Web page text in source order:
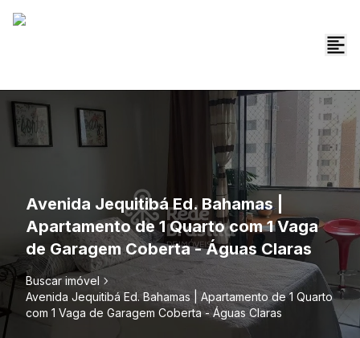
Avenida Jequitibá Ed. Bahamas |
Apartamento de 1 Quarto com 1 Vaga
de Garagem Coberta - Águas Claras
Buscar imóvel
Avenida Jequitibá Ed. Bahamas | Apartamento de 1 Quarto
com 1 Vaga de Garagem Coberta - Águas Claras